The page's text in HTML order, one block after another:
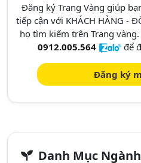
Đăng ký Trang Vàng giúp
tiếp cận với KHÁCH HÀNG -
họ tìm kiếm trên Trang vàng.
0912.005.564
để
Đăng ký
Danh Mục